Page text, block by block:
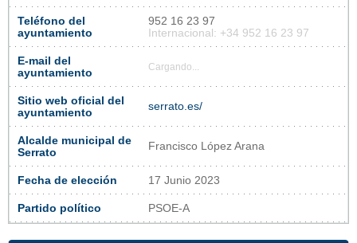
Teléfono del
ayuntamiento
952 16 23 97
Internacional: +34 952 16 23 97
E-mail del
ayuntamiento
Cargando...
Sitio web oficial del
ayuntamiento
serrato.es/
Alcalde municipal de
Serrato
Francisco López Arana
Fecha de elección 17 Junio 2023
Partido político PSOE-A